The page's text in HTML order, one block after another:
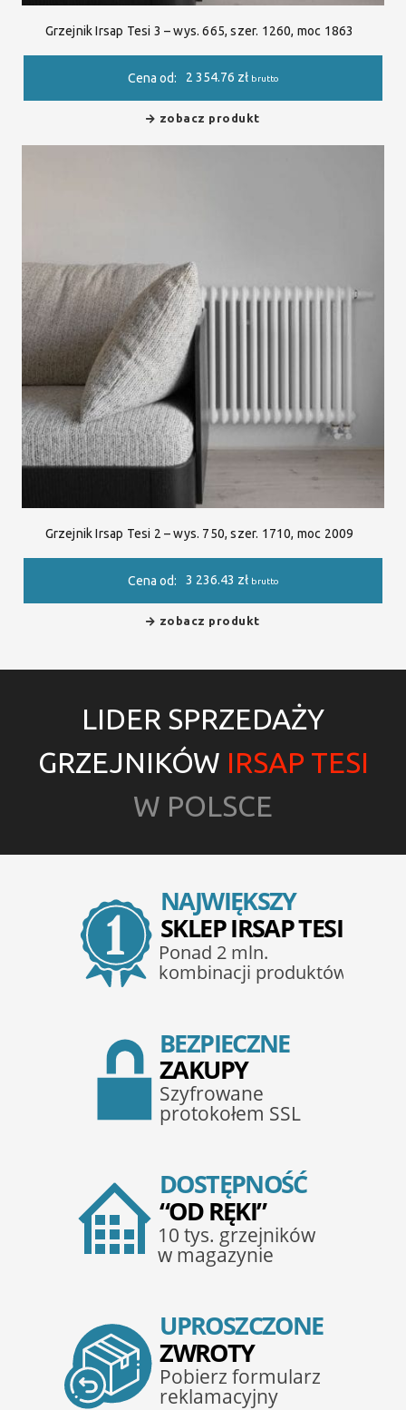
Grzejnik Irsap Tesi 3 – wys. 665, szer. 1260, moc 1863
Cena od: 2 354.76 zł brutto
zobacz produkt
Grzejnik Irsap Tesi 2 – wys. 750, szer. 1710, moc 2009
Cena od: 3 236.43 zł brutto
zobacz produkt
LIDER SPRZEDAŻY
GRZEJNIKÓW IRSAP TESI
W POLSCE